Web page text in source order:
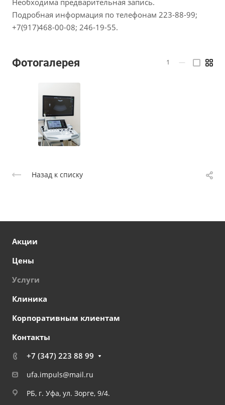
Подробная информация по телефонам 223-88-99;
+7(917)468-00-08; 246-19-55.
Фотогалерея 1 —
Назад к списку
Акции
Цены
Услуги
Клиника
Корпоративным клиентам
Контакты
+7 (347) 223 88 99
ufa.impuls@mail.ru
РБ, г. Уфа, ул. Зорге, 9/4.